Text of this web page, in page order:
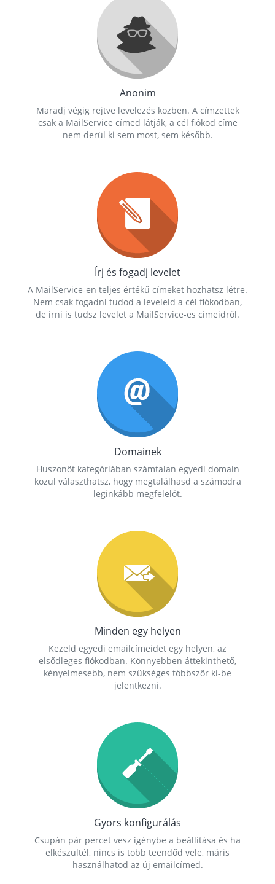
Anonim
Maradj végig rejtve levelezés közben. A címzettek
csak a MailService címed látják, a cél fiókod címe
nem derül ki sem most, sem később.
Írj és fogadj levelet
A MailService-en teljes értékű címeket hozhatsz létre.
Nem csak fogadni tudod a leveleid a cél fiókodban,
de írni is tudsz levelet a MailService-es címeidről.
Domainek
Huszonöt kategóriában számtalan egyedi domain
közül választhatsz, hogy megtalálhasd a számodra
leginkább megfelelőt.
Minden egy helyen
Kezeld egyedi emailcímeidet egy helyen, az
elsődleges fiókodban. Könnyebben áttekinthető,
kényelmesebb, nem szükséges többször ki-be
jelentkezni.
Gyors konfigurálás
Csupán pár percet vesz igénybe a beállítása és ha
elkészültél, nincs is több teendőd vele, máris
használhatod az új emailcímed.